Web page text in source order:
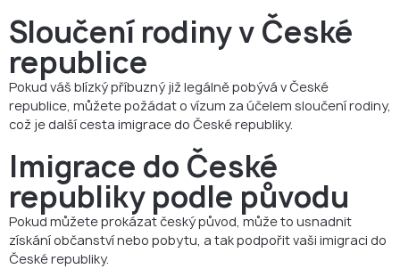
Sloučení rodiny v České
republice
Pokud váš blízký příbuzný již legálně pobývá v České
republice, můžete požádat o vízum za účelem sloučení rodiny,
což je další cesta imigrace do České republiky.
Imigrace do České
republiky podle původu
Pokud můžete prokázat český původ, může to usnadnit
získání občanství nebo pobytu, a tak podpořit vaši imigraci do
České republiky.